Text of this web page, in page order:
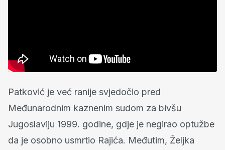
Patković je već ranije svjedočio pred
Međunarodnim kaznenim sudom za bivšu
Jugoslaviju 1999. godine, gdje je negirao optužbe
da je osobno usmrtio Rajića. Međutim, Željka